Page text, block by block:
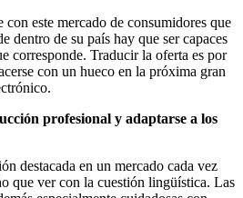
con este mercado de consumidores que
dentro de su país hay que ser capaces
corresponde. Traducir la oferta es por
con un hueco en la próxima gran
profesional y adaptarse a los
destacada en un mercado cada vez
que ver con la cuestión lingüística. Las